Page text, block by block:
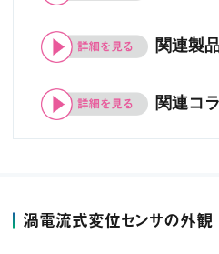
関連製
関連コ
渦電流式変位センサの外観